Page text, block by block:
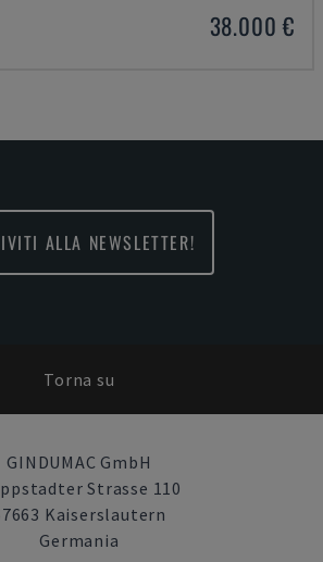
38.000 €
ALLA NEWSLETTER!
Torna su
GINDUMAC GmbH
Strasse 110
Kaiserslautern
Germania